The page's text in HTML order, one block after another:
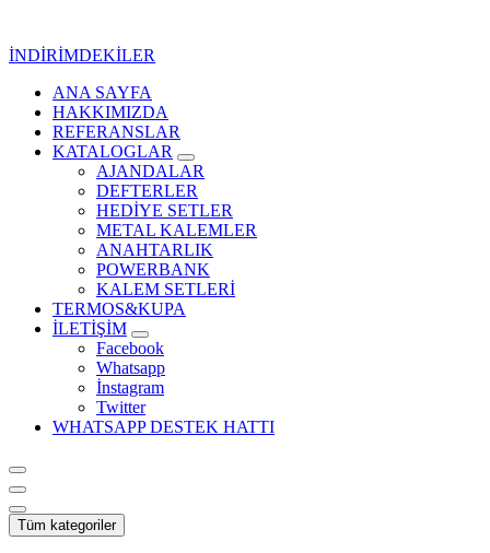
İNDİRİMDEKİLER
Kurumsal Promosyon-Hediyelik
ANA SAYFA
HAKKIMIZDA
REFERANSLAR
KATALOGLAR
AJANDALAR
DEFTERLER
HEDİYE SETLER
METAL KALEMLER
ANAHTARLIK
POWERBANK
KALEM SETLERİ
TERMOS&KUPA
İLETİŞİM
Facebook
Whatsapp
İnstagram
Twitter
WHATSAPP DESTEK HATTI
Tüm kategoriler